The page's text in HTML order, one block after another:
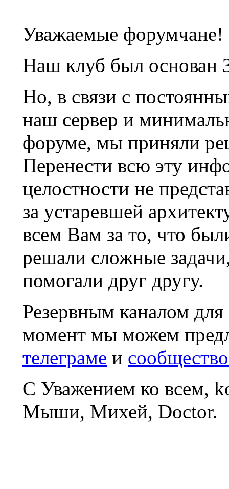
Уважаемые форумчане!
Наш клуб был основан
Но, в связи с
наш сервер и
форуме, мы приняли
Перенести всю эту
целостности не
за устаревшей
всем Вам за то, что
решали сложные
помогали друг другу.
Резервным каналом
момент мы можем
телеграме и
С Уважением ко всем,
Мыши, Михей, Doctor.